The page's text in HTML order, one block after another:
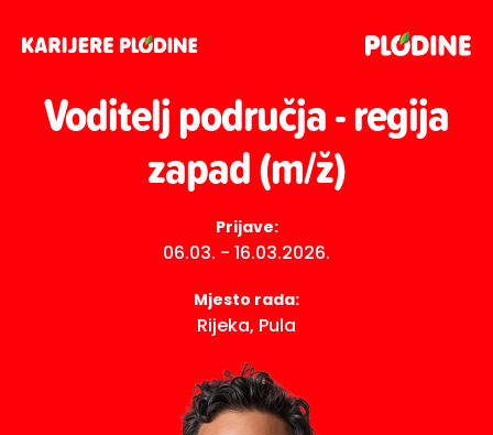
Voditelj područja - regija
zapad (m/ž)
Prijave:
06.03. - 16.03.2026.
Mjesto rada:
Rijeka, Pula